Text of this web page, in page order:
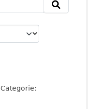
Categorie: